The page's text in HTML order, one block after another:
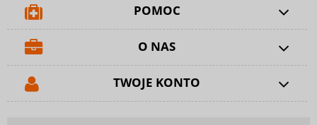
POMOC
O NAS
TWOJE KONTO